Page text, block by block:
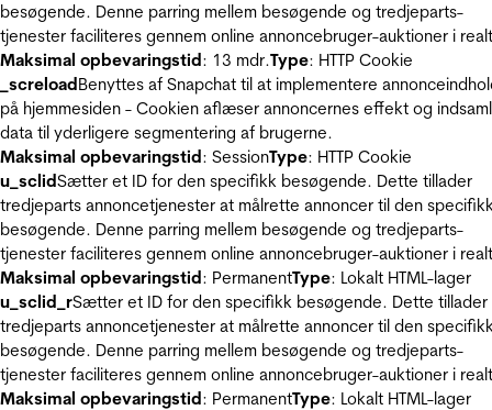
besøgende. Denne parring mellem besøgende og tredjeparts-
tjenester faciliteres gennem online annoncebruger-auktioner i
Maksimal opbevaringstid: 13 mdr.Type: HTTP Cookie
_screloadBenyttes af Snapchat til at implementere
på hjemmesiden - Cookien aflæser annoncernes effekt og
data til yderligere segmentering af brugerne.
Maksimal opbevaringstid: SessionType: HTTP Cookie
u_sclidSætter et ID for den specifikk besøgende. Dette tillader
tredjeparts annoncetjenester at målrette annoncer til den
besøgende. Denne parring mellem besøgende og tredjeparts-
tjenester faciliteres gennem online annoncebruger-auktioner i
Maksimal opbevaringstid: PermanentType: Lokalt HTML-lager
u_sclid_rSætter et ID for den specifikk besøgende. Dette tillader
tredjeparts annoncetjenester at målrette annoncer til den
besøgende. Denne parring mellem besøgende og tredjeparts-
tjenester faciliteres gennem online annoncebruger-auktioner i
Maksimal opbevaringstid: PermanentType: Lokalt HTML-lager